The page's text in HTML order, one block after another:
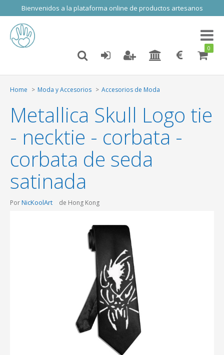
Bienvenidos a la plataforma online de productos artesanos
Toggle
0
Home Moda y Accesorios Accesorios de Moda
Metallica Skull Logo tie
- necktie - corbata -
corbata de seda
satinada
PorNicKoolArt de Hong Kong